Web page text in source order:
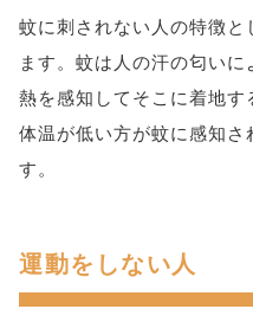
蚊に刺されない人の特徴
ます。蚊は人の汗の匂い
熱を感知してそこに着地す
体温が低い方が蚊に感知
す。
運動をしない人